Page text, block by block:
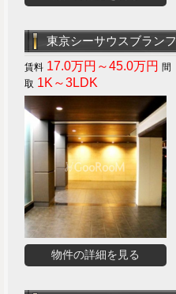
東京シーサウスブラン
17.0万円～45.0万円
1K～3LDK
物件の詳細を見る